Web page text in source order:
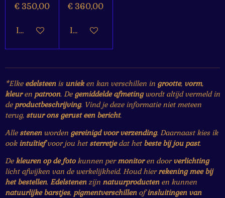
€ 350,00
In winkelwagen
€ 360,00
In winkelwagen
*Elke edelsteenis unieken kan verschillen in grootte, vorm,
kleuren patroon. De gemiddelde afmetingwordt altijd vermeld in
de productbeschrijving. Vind je deze informatie niet meteen
terug, stuur ons gerust een bericht.
Alle stenenworden gereinigd voor verzending. Daarnaast kies ik
ook intuïtiefvoor jou het sterretjedat het beste bij jou past.
Dekleuren op de fotokunnen permonitoren doorverlichting
licht afwijken van de werkelijkheid. Houd hierrekening mee bij
het bestellen. Edelstenenzijn natuurproductenen kunnen
natuurlijke barstjes, pigmentverschillenofinsluitingen van